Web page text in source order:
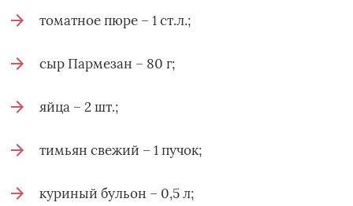
томатное пюре – 1 ст.л.;
сыр Пармезан – 80 г;
яйца – 2 шт.;
тимьян свежий – 1 пучок;
куриный бульон – 0,5 л;